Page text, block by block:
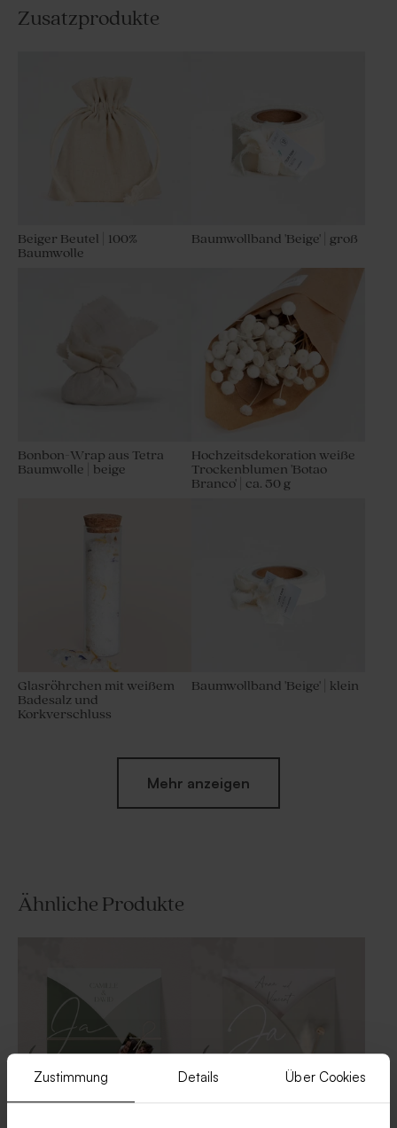
Zustimmung Details Über Cookies
Zusatzprodukte
Beiger Beutel | 100%
Baumwolle
Baumwollband 'Beige' | groß
Bonbon-Wrap aus Tetra
Baumwolle | beige
Hochzeitsdekoration weiße
Trockenblumen 'Botao
Branco' | ca. 50 g
Glasröhrchen mit weißem
Badesalz und
Korkverschluss
Baumwollband 'Beige' | klein
Mehr anzeigen
Ähnliche Produkte